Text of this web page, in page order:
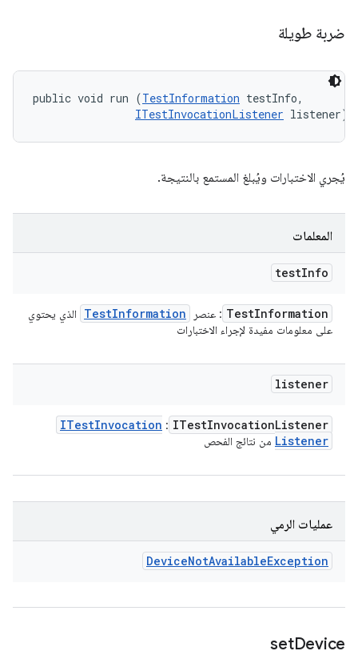
ضربة طويلة
public void run (TestInformation testInfo,
ITestInvocationListener listener)
يُجري الاختبارات ويُبلغ المستمع بالنتيجة.
المعلمات
testInfo
TestInformation : عنصر TestInformation
الذي يحتوي
على معلومات مفيدة لإجراء الاختبارات
listener
ITestInvocationListener
:
ITestInvocation
Listener من نتائج الفحص
عمليات الرمي
DeviceNotAvailableException
setDevice